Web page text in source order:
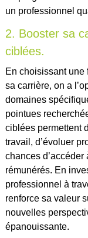
un professionnel
2. Booster sa
ciblées.
En choisissant
sa carrière, on a
domaines
pointues
ciblées permettent
travail, d’évoluer
chances
rémunérés. En
professionnel à
renforce sa valeur
nouvelles
épanouissante.